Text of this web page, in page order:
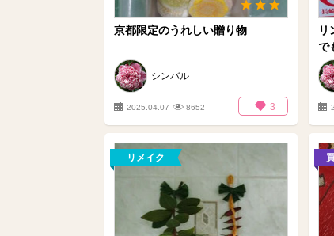
京都限定のうれしい贈り物
シンバル
2025.04.07 8652 3
リ
で
リメイク